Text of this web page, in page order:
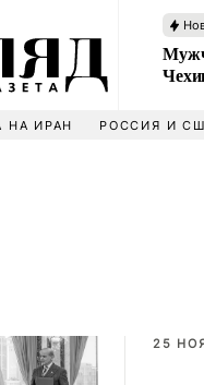
НА ИРАН РОССИЯ И
25